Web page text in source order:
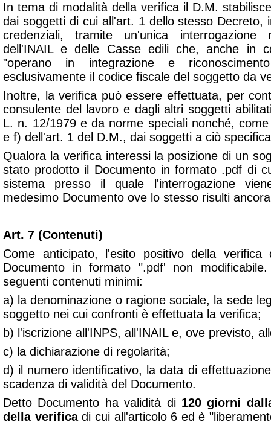
In tema di modalità della verifica il D.M.
dai soggetti di cui all'art. 1 dello stesso Decreto,
credenziali, tramite un'unica interrogazione
dell'INAIL e delle Casse edili che, anche in
"operano in integrazione e
esclusivamente il codice fiscale del soggetto da
Inoltre, la verifica può essere effettuata, per
consulente del lavoro e dagli altri soggetti
L. n. 12/1979 e da norme speciali nonché,
e f) dell'art. 1 del D.M., dai soggetti a ciò
Qualora la verifica interessi la posizione di un
stato prodotto il Documento in formato .pdf di
sistema presso il quale l'interrogazione
medesimo Documento ove lo stesso risulti
Art. 7 (Contenuti)
Come anticipato, l'esito positivo della
Documento in formato ".pdf' non
seguenti contenuti minimi:
a) la denominazione o ragione sociale, la sede
soggetto nei cui confronti è effettuata la verifica;
b) l'iscrizione all'INPS, all'INAIL e, ove previsto,
c) la dichiarazione di regolarità;
d) il numero identificativo, la data di
scadenza di validità del Documento.
Detto Documento ha validità di 120 giorni
della verificadi cui all'articolo 6 ed è "